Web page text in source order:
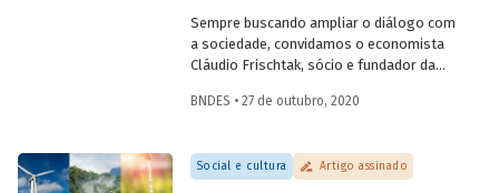
da população aos serviços.
Sempre buscando ampliar o diálogo com
a sociedade, convidamos o economista
Cláudio Frischtak, sócio e fundador da
International Growth Center (LSE), para
oportunidades e desafios para ampliar os
investimentos em saneamento no Brasil.
BNDES • 27 de outubro, 2020
Social e cultura Artigo assinado